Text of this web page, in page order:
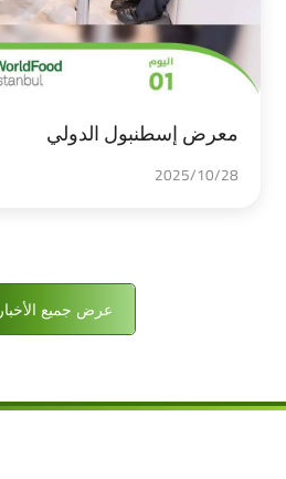
معرض إسطنبول الدولي
2025/10/28
عرض جميع الأخبار